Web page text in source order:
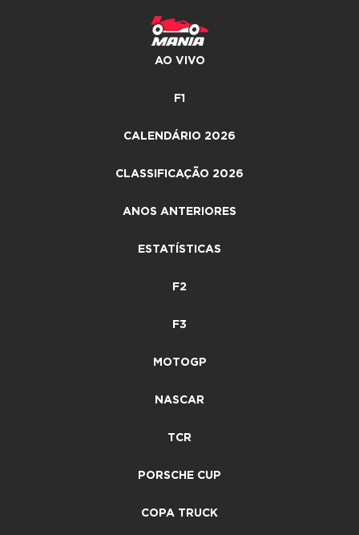
AO VIVO
F1
CALENDÁRIO 2026
CLASSIFICAÇÃO 2026
ANOS ANTERIORES
ESTATÍSTICAS
F2
F3
MOTOGP
NASCAR
TCR
PORSCHE CUP
COPA TRUCK